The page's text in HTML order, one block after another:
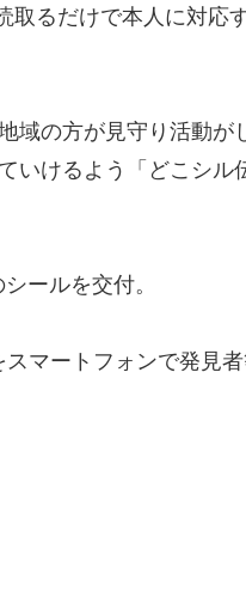
るだけで本人に対応
域の方が見守り活動が
いけるよう「どこシル
ールを交付。
マートフォンで発見